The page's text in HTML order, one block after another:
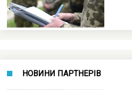
НОВИНИ ПАРТНЕРІВ